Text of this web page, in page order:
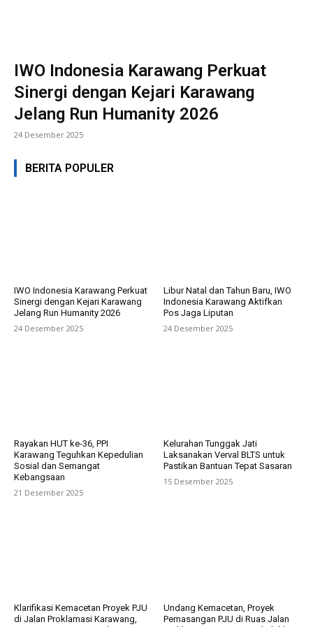
IWO Indonesia Karawang Perkuat
Sinergi dengan Kejari Karawang
Jelang Run Humanity 2026
24 Desember 2025
BERITA POPULER
IWO Indonesia Karawang Perkuat
Sinergi dengan Kejari Karawang
Jelang Run Humanity 2026
24 Desember 2025
Libur Natal dan Tahun Baru, IWO
Indonesia Karawang Aktifkan
Pos Jaga Liputan
24 Desember 2025
Rayakan HUT ke-36, PPI
Karawang Teguhkan Kepedulian
Sosial dan Semangat
Kebangsaan
21 Desember 2025
Kelurahan Tunggak Jati
Laksanakan Verval BLTS untuk
Pastikan Bantuan Tepat Sasaran
15 Desember 2025
Klarifikasi Kemacetan Proyek PJU
di Jalan Proklamasi Karawang,
Undang Kemacetan, Proyek
Pemasangan PJU di Ruas Jalan